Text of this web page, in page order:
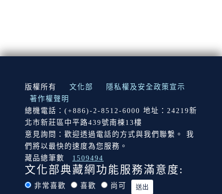
:::
版權所有 文化部
隱私權及安全政策宣示
著作權聲明
總機電話：(+886)-2-8512-6000 地址：24219新
北市新莊區中平路439號南棟13樓
意見詢問：歡迎透過電話的方式與我們聯繫。 我
們將以最快的速度為您服務。
藏品總筆數
1509494
文化部典藏網功能服務滿意度:
非常喜歡 喜歡 尚可